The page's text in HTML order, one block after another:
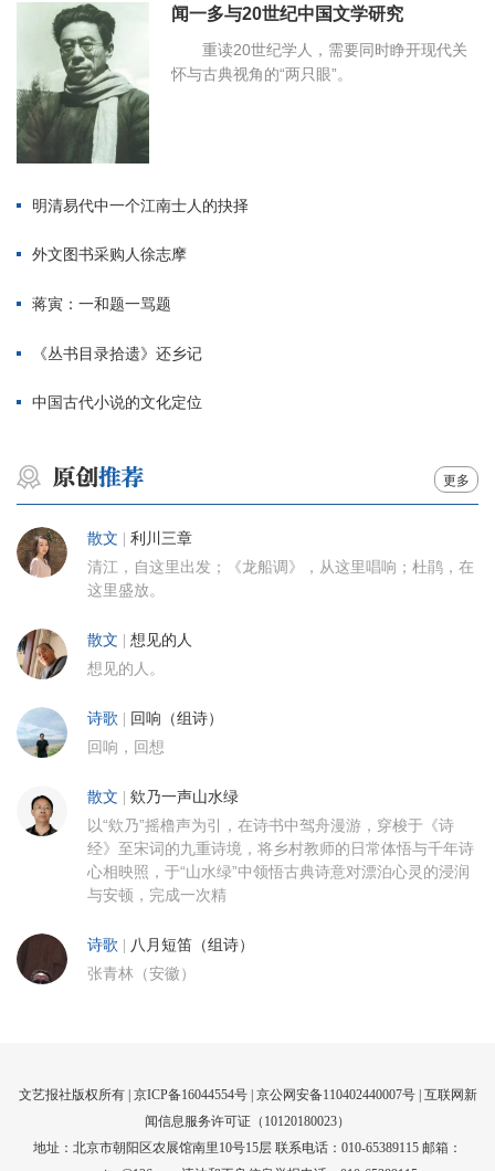
闻一多与20世纪中国文学研究
重读20世纪学人，需要同时睁开现代关
怀与古典视角的“两只眼”。
明清易代中一个江南士人的抉择
外文图书采购人徐志摩
蒋寅：一和题一骂题
《丛书目录拾遗》还乡记
中国古代小说的文化定位
更多
散文 利川三章
清江，自这里出发；《龙船调》，从这里唱响；杜鹃，在
这里盛放。
散文 想见的人
想见的人。
诗歌 回响（组诗）
回响，回想
散文 欸乃一声山水绿
以“欸乃”摇橹声为引，在诗书中驾舟漫游，穿梭于《诗
经》至宋词的九重诗境，将乡村教师的日常体悟与千年诗
心相映照，于“山水绿”中领悟古典诗意对漂泊心灵的浸润
与安顿，完成一次精
诗歌 八月短笛（组诗）
张青林（安徽）
文艺报社版权所有 | 京ICP备16044554号| 京公网安备110402440007号 | 互联网新
闻信息服务许可证（10120180023）
地址：北京市朝阳区农展馆南里10号15层 联系电话：010-65389115 邮箱：